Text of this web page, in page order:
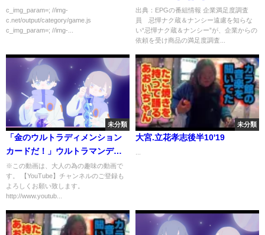
c_img_param=; //img-
c.net/output/category/game.js
c_img_param=; //img-...
解析まとめ
出典：EPGの番組情報 企業満足度調査
員 忌憚ナク蔵＆ナンシー遠慮を知らな
い“忌憚ナク蔵＆ナンシー”が、企業からの
依頼を受け商品の満足度調査...
未分類
「金のウルトラディメンション
カードだ！」ウルトラマンデッ
カー【DXウルトラディーフラッ
シャー】ウルトラマン ゼット ト
リガー Ultraman Decker Ultra
※この動画は、大人の為の趣味の動画で
す。 【YouTube】チャンネルのご登録も
よろしくお願い致します。
http://www.youtub...
未分類
大宮.立花孝志後半10'19